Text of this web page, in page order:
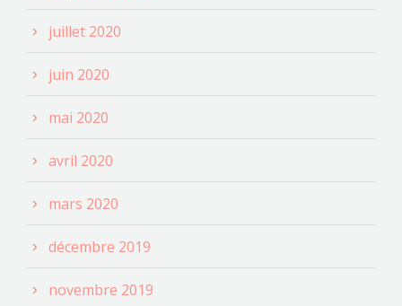
juillet 2020
juin 2020
mai 2020
avril 2020
mars 2020
décembre 2019
novembre 2019